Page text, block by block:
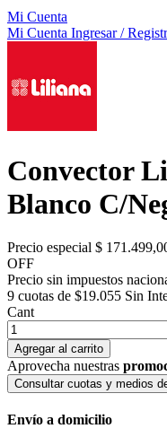
Mi Cuenta
Mi Cuenta Ingresar /
Convector
Blanco C/
Precio especial $
OFF
Precio sin impuestos
9 cuotas de $19.055 Sin
Cant
Agregar al carrito
Aprovecha nuestras
Consultar cuotas y medios
Envío a domicilio